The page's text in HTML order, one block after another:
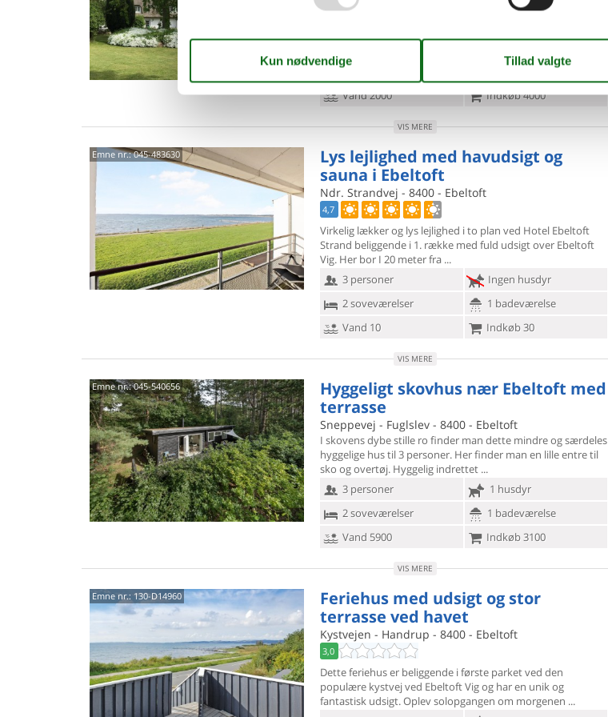
stue/køkken med
bl.a. TV med Viasatkanaler. Det er en dejlig
1 soveværelse
1 badeværelse
Vand 2000
Indkøb 4000
VIS MERE
Emne nr.:045-483630
Lys lejlighed med havudsigt og
sauna i Ebeltoft
Ndr. Strandvej - 8400 - Ebeltoft
4,7
Virkelig lækker og lys lejlighed i to plan ved Hotel Ebeltoft
Strand beliggende i 1. række med fuld udsigt over Ebeltoft
Vig. Her bor I 20 meter fra
3 personer
Ingen husdyr
2 soveværelser
1 badeværelse
Vand 10
Indkøb 30
VIS MERE
Emne nr.:045-540656
Hyggeligt skovhus nær Ebeltoft med
terrasse
Sneppevej - Fuglslev - 8400 - Ebeltoft
I skovens dybe stille ro finder man dette mindre og særdeles
hyggelige hus til3 personer. Her finder man en lille entre til
sko og overtøj. Hyggelig indrettet
3 personer
1 husdyr
2 soveværelser
1 badeværelse
Vand 5900
Indkøb 3100
VIS MERE
Emne nr.: 130-D14960
Feriehus med udsigt og stor
terrasse ved havet
Kystvejen - Handrup - 8400 - Ebeltoft
3,0
Dette feriehus er beliggende i første parket ved den
populære kystvej ved Ebeltoft Vig og har en unik og
fantastisk udsigt. Oplev solopgangen om morgenen